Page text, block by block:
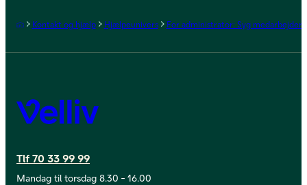
Forside
Kontakt og hjælp Hjælpeunivers For administrator: Syg medarbejder
Velliv
Tlf 70 33 99 99
Mandag til torsdag 8.30 - 16.00